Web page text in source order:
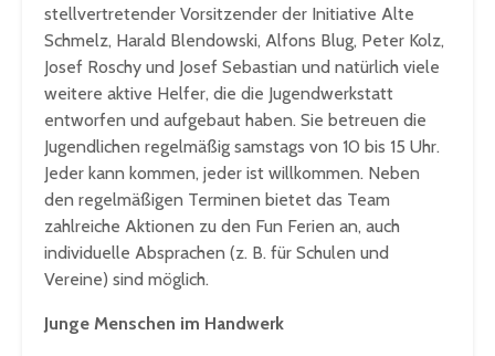
stellvertretender Vorsitzender der Initiative Alte
Schmelz, Harald Blendowski, Alfons Blug, Peter Kolz,
Josef Roschy und Josef Sebastian und natürlich viele
weitere aktive Helfer, die die Jugendwerkstatt
entworfen und aufgebaut haben. Sie betreuen die
Jugendlichen regelmäßig samstags von 10 bis 15 Uhr.
Jeder kann kommen, jeder ist willkommen. Neben
den regelmäßigen Terminen bietet das Team
zahlreiche Aktionen zu den Fun Ferien an, auch
individuelle Absprachen (z. B. für Schulen und
Vereine) sind möglich.
Junge Menschen im Handwerk